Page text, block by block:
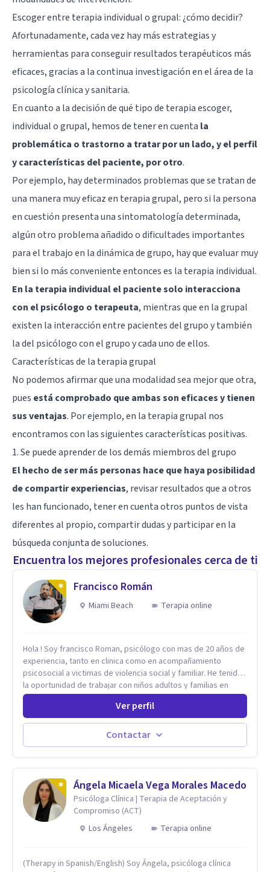
Escoger entre terapia individual o grupal: ¿cómo decidir?
Afortunadamente, cada vez hay más estrategias y
herramientas para conseguir resultados terapéuticos más
eficaces, gracias a la continua investigación en el área de la
psicología clínica y sanitaria.
En cuanto a la decisión de qué tipo de terapia escoger,
individual o grupal, hemos de tener en cuenta la
problemática o trastorno a tratar por un lado, y el perfil
y características del paciente, por otro.
Por ejemplo, hay determinados problemas que se tratan de
una manera muy eficaz en terapia grupal, pero si la persona
en cuestión presenta una sintomatología determinada,
algún otro problema añadido o dificultades importantes
para el trabajo en la dinámica de grupo, hay que evaluar muy
bien si lo más conveniente entonces es la terapia individual.
En la terapia individual el paciente solo interacciona
con el psicólogo o terapeuta, mientras que en la grupal
existen la interacción entre pacientes del grupo y también
la del psicólogo con el grupo y cada uno de ellos.
Características de la terapia grupal
No podemos afirmar que una modalidad sea mejor que otra,
pues está comprobado que ambas son eficaces y tienen
sus ventajas. Por ejemplo, en la terapia grupal nos
encontramos con las siguientes características positivas.
1. Se puede aprender de los demás miembros del grupo
El hecho de ser más personas hace que haya posibilidad
de compartir experiencias, revisar resultados que a otros
les han funcionado, tener en cuenta otros puntos de vista
diferentes al propio, compartir dudas y participar en la
búsqueda conjunta de soluciones.
Encuentra los mejores profesionales cerca de ti
Francisco Román
Miami Beach Terapia online
Hola ! Soy francisco Roman, psicólogo con mas de 20 años de
experiencia, tanto en clinica como en acompañamiento
psicosocial a victimas de violencia social y familiar. He tenido
la oportunidad de trabajar con niños adultos y familias en
todos los espacios y esto me ha dado un una variedad de
aprendizajes que ahora pongo a tu disposicion. En la
actualidad puedo atenderte de manera presencial y/o virtual,
de lunes a sabado. el costo de cada sesión lo acordamos en
el primer contacto
Ver perfil
Contactar
Ángela Micaela Vega Morales Macedo
Psicóloga Clínica | Terapia de Aceptación y
Compromiso (ACT)
Los Ángeles
Terapia online
(Therapy in Spanish/English) Soy Ángela, psicóloga clínica